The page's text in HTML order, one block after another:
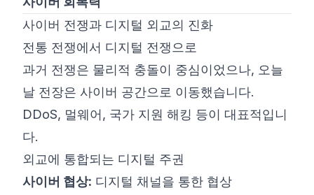
사이버 전쟁과 디지털 외교의 진화
전통 전쟁에서 디지털 전쟁으로
과거 전쟁은 물리적 충돌이 중심이었으나, 오늘
날 전장은 사이버 공간으로 이동했습니다.
DDoS, 멀웨어, 국가 지원 해킹 등이 대표적입니
다.
외교에 통합되는 디지털 주권
사이버 협상: 디지털 채널을 통한 협상